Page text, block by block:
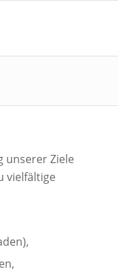
unserer Ziele
vielfältige